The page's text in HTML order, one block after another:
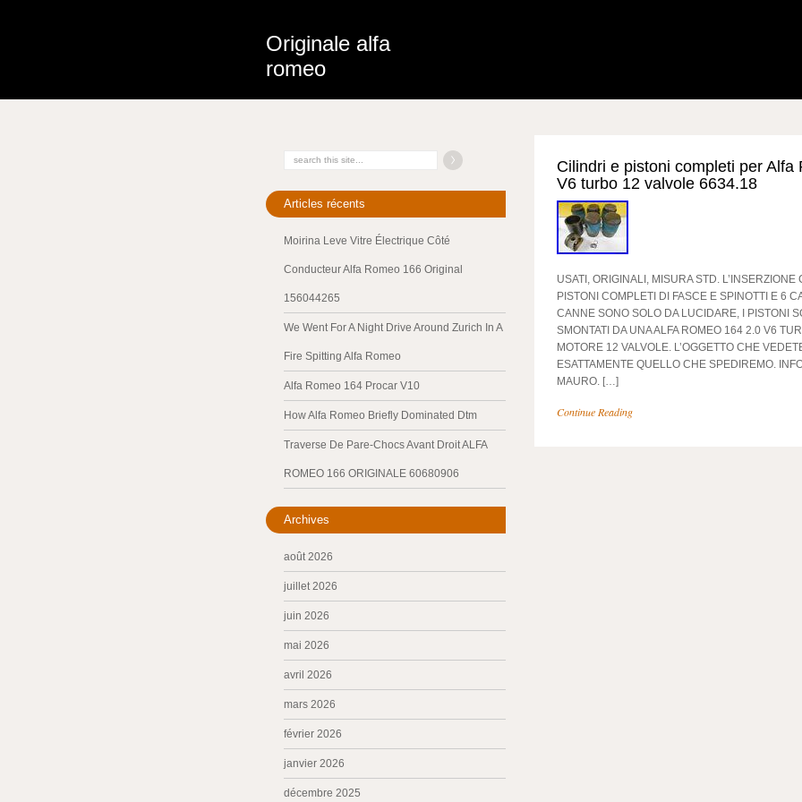
Originale alfa
romeo
Cilindri e pistoni completi per Alfa
V6 turbo 12 valvole 6634.18
USATI, ORIGINALI, MISURA STD. L’INSERZIONE
PISTONI COMPLETI DI FASCE E SPINOTTI E 6
CANNE SONO SOLO DA LUCIDARE, I PISTONI
SMONTATI DA UNA ALFA ROMEO 164 2.0 V6
MOTORE 12 VALVOLE. L’OGGETTO CHE
ESATTAMENTE QUELLO CHE SPEDIREMO.
MAURO. […]
Continue Reading
Articles récents
Moirina Leve Vitre Électrique Côté
Conducteur Alfa Romeo 166 Original
156044265
We Went For A Night Drive Around Zurich In A
Fire Spitting Alfa Romeo
Alfa Romeo 164 Procar V10
How Alfa Romeo Briefly Dominated Dtm
Traverse De Pare-Chocs Avant Droit ALFA
ROMEO 166 ORIGINALE 60680906
Archives
août 2026
juillet 2026
juin 2026
mai 2026
avril 2026
mars 2026
février 2026
janvier 2026
décembre 2025